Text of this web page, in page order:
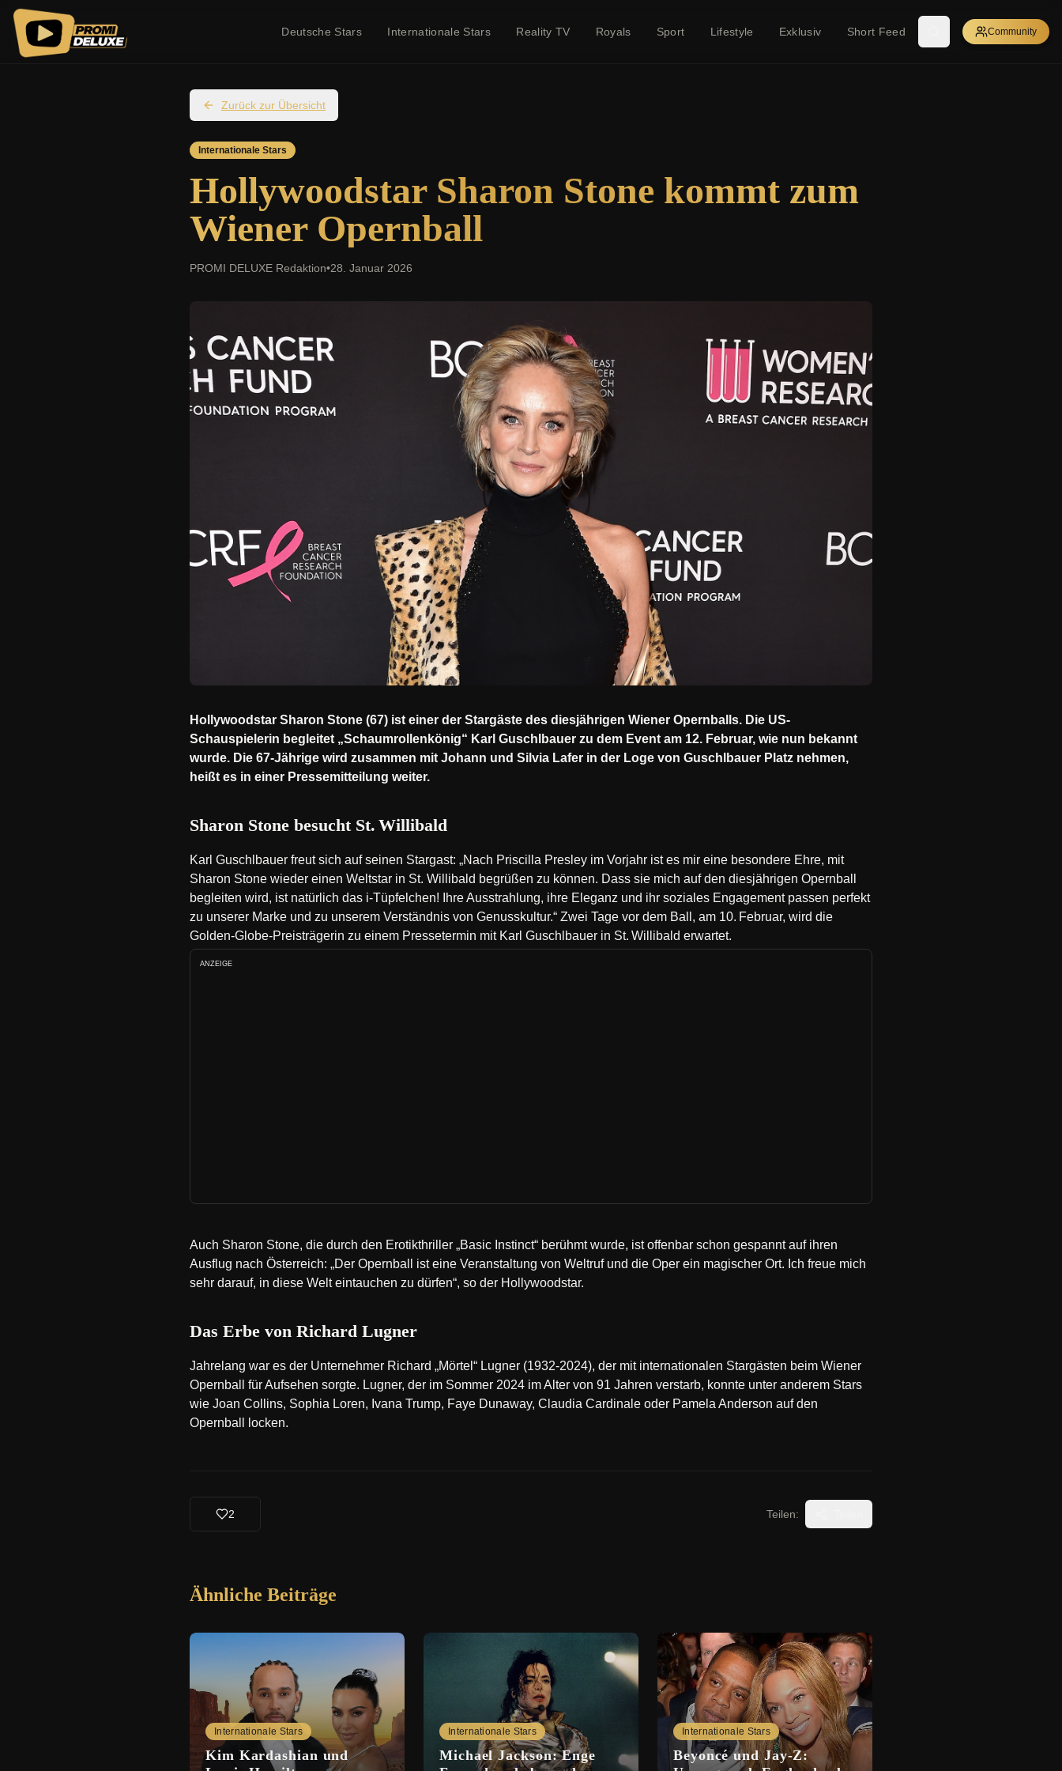
Deutsche Stars Internationale Stars Reality TV Royals Sport Lifestyle Exklusiv Short Feed Community
Zurück zur Übersicht
Internationale Stars
Hollywoodstar Sharon Stone kommt zum
Wiener Opernball
PROMI DELUXE Redaktion•28. Januar 2026
Hollywoodstar Sharon Stone (67) ist einer der Stargäste des diesjährigen Wiener Opernballs. Die US-
Schauspielerin begleitet „Schaumrollenkönig“ Karl Guschlbauer zu dem Event am 12. Februar, wie nun bekannt
wurde. Die 67-Jährige wird zusammen mit Johann und Silvia Lafer in der Loge von Guschlbauer Platz nehmen,
heißt es in einer Pressemitteilung weiter.
Sharon Stone besucht St. Willibald
Karl Guschlbauer freut sich auf seinen Stargast: „Nach Priscilla Presley im Vorjahr ist es mir eine besondere Ehre, mit
Sharon Stone wieder einen Weltstar in St. Willibald begrüßen zu können. Dass sie mich auf den diesjährigen Opernball
begleiten wird, ist natürlich das i-Tüpfelchen! Ihre Ausstrahlung, ihre Eleganz und ihr soziales Engagement passen perfekt
zu unserer Marke und zu unserem Verständnis von Genusskultur.“ Zwei Tage vor dem Ball, am 10. Februar, wird die
Golden-Globe-Preisträgerin zu einem Pressetermin mit Karl Guschlbauer in St. Willibald erwartet.
ANZEIGE
Auch Sharon Stone, die durch den Erotikthriller „Basic Instinct“ berühmt wurde, ist offenbar schon gespannt auf ihren
Ausflug nach Österreich: „Der Opernball ist eine Veranstaltung von Weltruf und die Oper ein magischer Ort. Ich freue mich
sehr darauf, in diese Welt eintauchen zu dürfen“, so der Hollywoodstar.
Das Erbe von Richard Lugner
Jahrelang war es der Unternehmer Richard „Mörtel“ Lugner (1932-2024), der mit internationalen Stargästen beim Wiener
Opernball für Aufsehen sorgte. Lugner, der im Sommer 2024 im Alter von 91 Jahren verstarb, konnte unter anderem Stars
wie Joan Collins, Sophia Loren, Ivana Trump, Faye Dunaway, Claudia Cardinale oder Pamela Anderson auf den
Opernball locken.
2 Teilen:
Ähnliche Beiträge
Internationale Stars
Kim Kardashian und
Internationale Stars
Michael Jackson: Enge
Internationale Stars
Beyoncé und Jay-Z: